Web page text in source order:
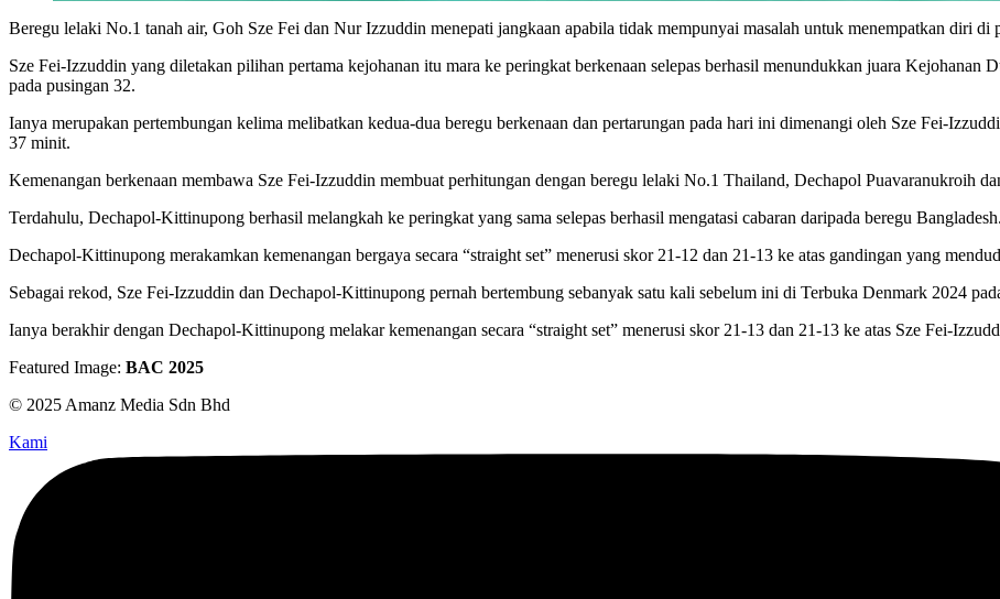
Beregu lelaki No.1 tanah air, Goh Sze Fei dan Nur Izzuddin menepati jangkaan apabila tidak mempunyai masalah untuk menempatkan diri
Sze Fei-Izzuddin yang diletakan pilihan pertama kejohanan itu mara ke peringkat berkenaan selepas berhasil menundukkan juara
pada pusingan 32.
Ianya merupakan pertembungan kelima melibatkan kedua-dua beregu berkenaan dan pertarungan pada hari ini dimenangi oleh Sze Fei-
37 minit.
Kemenangan berkenaan membawa Sze Fei-Izzuddin membuat perhitungan dengan beregu lelaki No.1 Thailand, Dechapol Puavaranukroih
Terdahulu, Dechapol-Kittinupong berhasil melangkah ke peringkat yang sama selepas berhasil mengatasi cabaran daripada beregu
Dechapol-Kittinupong merakamkan kemenangan bergaya secara “straight set” menerusi skor 21-12 dan 21-13 ke atas gandingan yang
Sebagai rekod, Sze Fei-Izzuddin dan Dechapol-Kittinupong pernah bertembung sebanyak satu kali sebelum ini di Terbuka Denmark 2024
Ianya berakhir dengan Dechapol-Kittinupong melakar kemenangan secara “straight set” menerusi skor 21-13 dan 21-13 ke atas Sze Fei-
Featured Image: BAC 2025
© 2025 Amanz Media Sdn Bhd
Kami